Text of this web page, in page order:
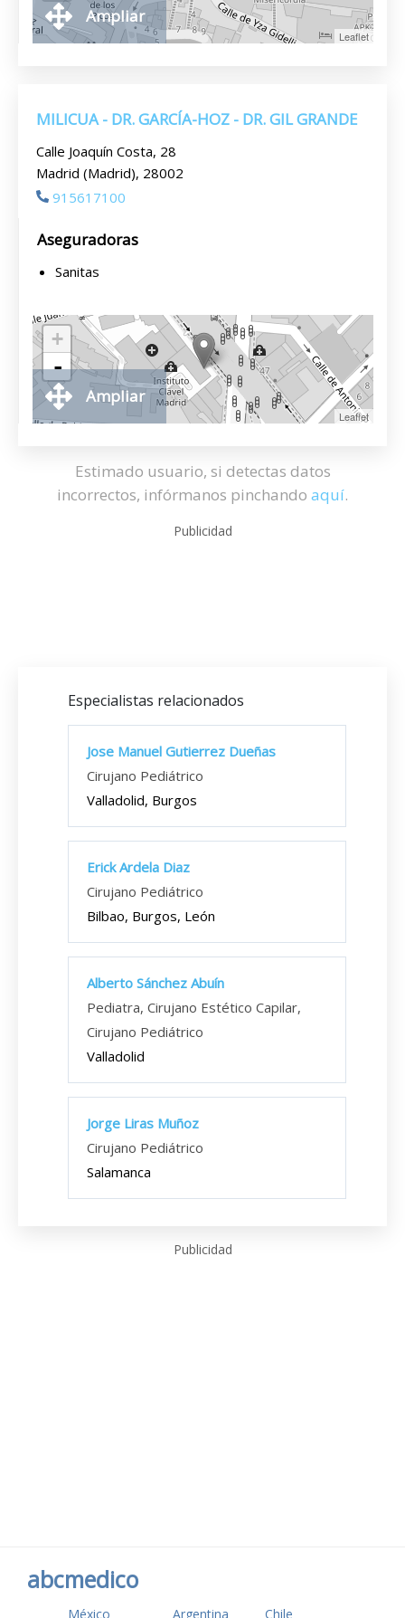
Leaflet
Ampliar
MILICUA - DR. GARCÍA-HOZ - DR. GIL GRANDE
Calle Joaquín Costa, 28
Madrid (Madrid), 28002
915617100
Aseguradoras
Sanitas
+
-
Leaflet
Ampliar
Estimado usuario, si detectas datos
incorrectos, infórmanos pinchando aquí.
Publicidad
Especialistas relacionados
Jose Manuel Gutierrez Dueñas
Cirujano Pediátrico
Valladolid, Burgos
Erick Ardela Diaz
Cirujano Pediátrico
Bilbao, Burgos, León
Alberto Sánchez Abuín
Pediatra, Cirujano Estético Capilar,
Cirujano Pediátrico
Valladolid
Jorge Liras Muñoz
Cirujano Pediátrico
Salamanca
Publicidad
abcmedico
México Argentina Chile